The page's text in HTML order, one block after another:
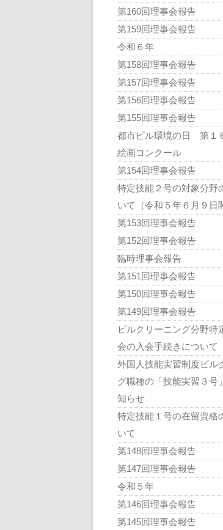
第160回理事会報告
第159回理事会報告
令和６年
第158回理事会報告
第157回理事会報告
第156回理事会報告
第155回理事会報告
都市ビル環境の日 第１
絵画コンクール
第154回理事会報告
特定技能２号の対象分野
いて（令和５年６月９日
第153回理事会報告
第152回理事会報告
臨時理事会報告
第151回理事会報告
第150回理事会報告
第149回理事会報告
ビルクリーニング分野特
会の入会手続きについて
外国人技能実習制度ビル
グ職種の「技能実習３号
知らせ
特定技能１号の在留資格
いて
第148回理事会報告
第147回理事会報告
令和５年
第146回理事会報告
第145回理事会報告